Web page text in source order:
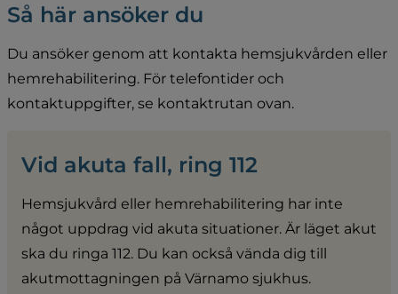
Så här ansöker du
Du ansöker genom att kontakta hemsjukvården eller
hemrehabilitering. För telefontider och
kontaktuppgifter, se kontaktrutan ovan.
Vid akuta fall, ring 112
Hemsjukvård eller hemrehabilitering har inte
något uppdrag vid akuta situationer. Är läget akut
ska du ringa 112. Du kan också vända dig till
akutmottagningen på Värnamo sjukhus.